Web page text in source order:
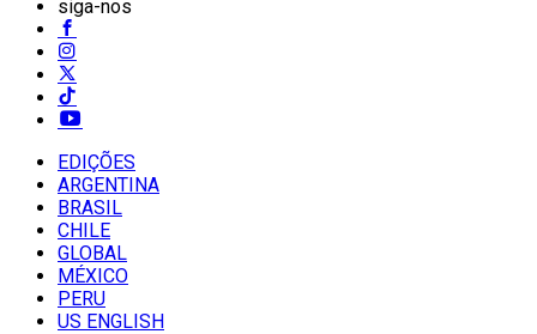
siga-nos
EDIÇÕES
ARGENTINA
BRASIL
CHILE
GLOBAL
MÉXICO
PERU
US ENGLISH